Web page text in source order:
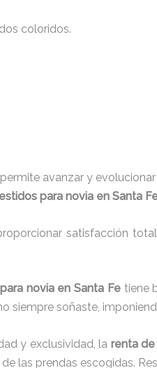
coloridos.
avanzar y
para novia en Santa
satisfacción
novia en Santa Fe tiene
siempre soñaste,
y exclusividad, la renta
las prendas escogidas.